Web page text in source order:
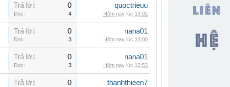
Trả lời: 0
Đọc: 4
quoctrieuu
Hôm nay lúc 13:02
Trả lời: 0
Đọc: 3
nana01
Hôm nay lúc 13:00
Trả lời: 0
Đọc: 3
nana01
Hôm nay lúc 12:53
Trả lời: 0 thanhthieen7